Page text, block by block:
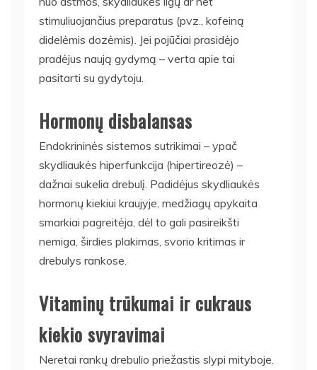
stimuliuojančius preparatus (pvz., kofeiną
didelėmis dozėmis). Jei pojūčiai prasidėjo
pradėjus naują gydymą – verta apie tai
pasitarti su gydytoju.
Hormonų disbalansas
Endokrininės sistemos sutrikimai – ypač
skydliaukės hiperfunkcija (hipertireozė) –
dažnai sukelia drebulį. Padidėjus skydliaukės
hormonų kiekiui kraujyje, medžiagų apykaita
smarkiai pagreitėja, dėl to gali pasireikšti
nemiga, širdies plakimas, svorio kritimas ir
drebulys rankose.
Vitaminų trūkumai ir cukraus
kiekio svyravimai
Neretai rankų drebulio priežastis slypi mityboje.